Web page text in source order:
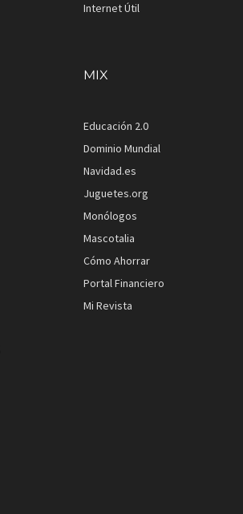
Internet Útil
MIX
Educación 2.0
Dominio Mundial
Navidad.es
Juguetes.org
Monólogos
Mascotalia
Cómo Ahorrar
Portal Financiero
Mi Revista